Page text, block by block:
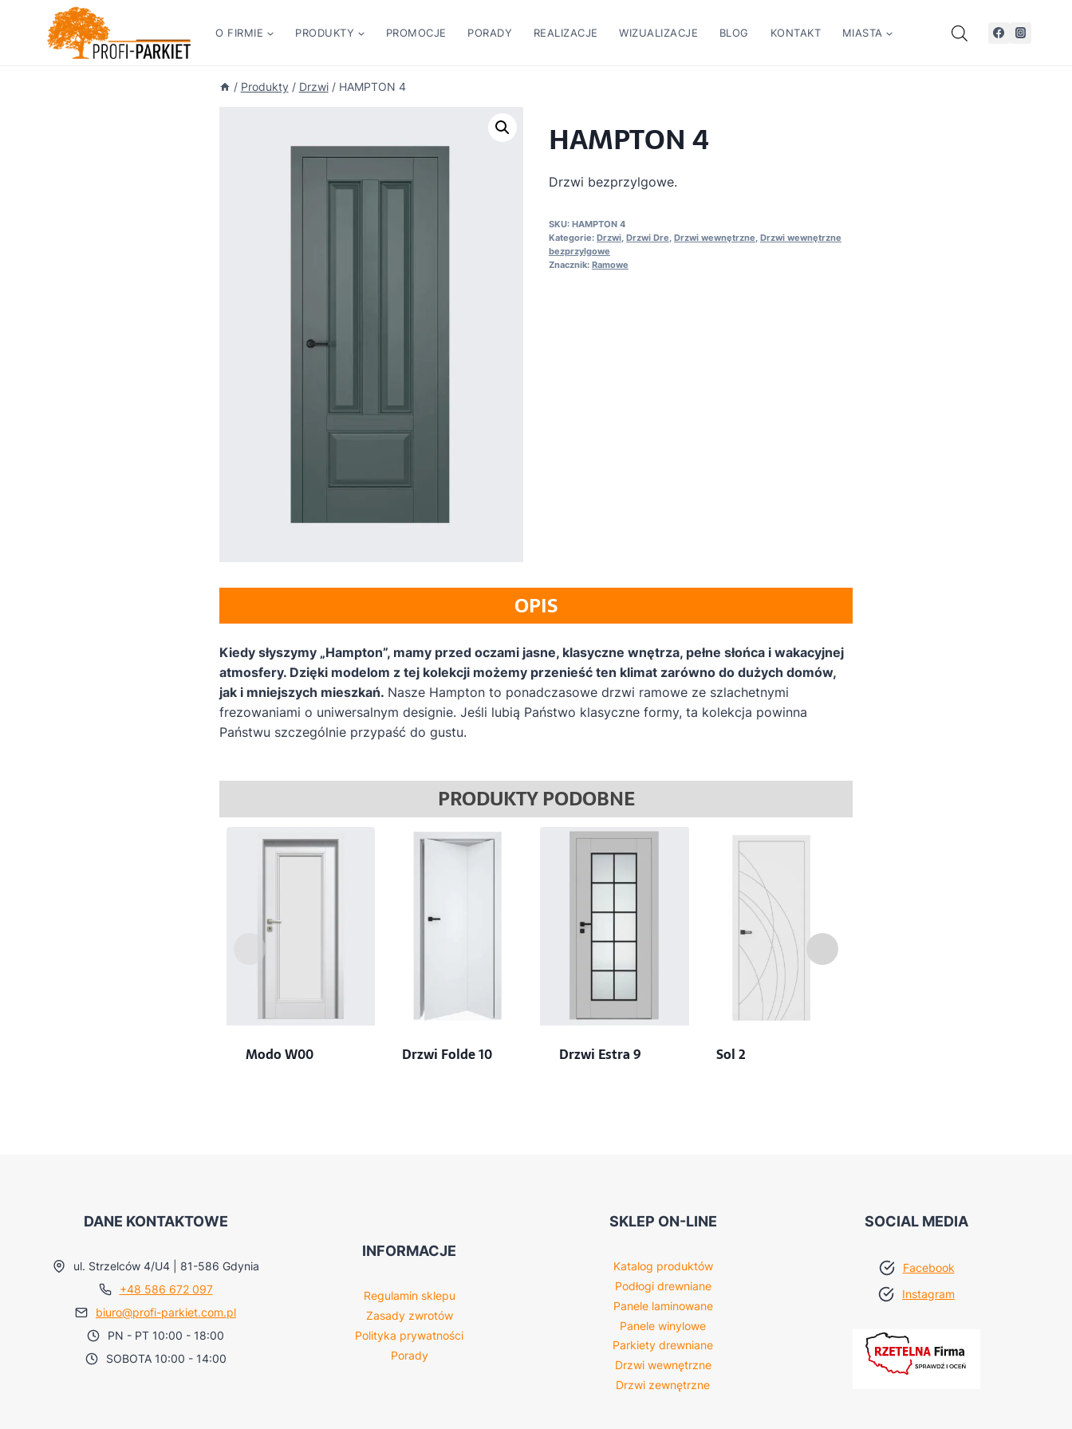
O FIRMIE PRODUKTY PROMOCJE PORADY REALIZACJE WIZUALIZACJE BLOG KONTAKT MIASTA
/ Produkty / Drzwi / HAMPTON 4
HAMPTON 4
Drzwi bezprzylgowe.
SKU: HAMPTON 4
Kategorie: Drzwi, Drzwi Dre Drzwi wewnętrzne Drzwi wewnętrzne
bezprzylgowe
Znacznik: Ramowe
OPIS
Kiedy słyszymy „Hampton”, mamy przed oczami jasne, klasyczne wnętrza, pełne słońca i wakacyjnej
atmosfery. Dzięki modelom z tej kolekcji możemy przenieść ten klimat zarówno do dużych domów,
jak i mniejszych mieszkań. Nasze Hampton to ponadczasowe drzwi ramowe ze szlachetnymi
frezowaniami o uniwersalnym designie. Jeśli lubią Państwo klasyczne formy, ta kolekcja powinna
Państwu szczególnie przypaść do gustu.
PRODUKTY PODOBNE
Modo W00 Drzwi Folde 10 Drzwi Estra 9 Sol 2
DANE KONTAKTOWE
ul. Strzelców 4/U4 | 81-586 Gdynia
+48 586 672 097
biuro@profi-parkiet.com.pl
PN - PT 10:00 - 18:00
SOBOTA 10:00 - 14:00
INFORMACJE
Regulamin sklepu
Zasady zwrotów
Polityka prywatności
Porady
SKLEP ON-LINE
Katalog produktów
Podłogi drewniane
Panele laminowane
Panele winylowe
Parkiety drewniane
Drzwi wewnętrzne
Drzwi zewnętrzne
SOCIAL MEDIA
Facebook
Instagram